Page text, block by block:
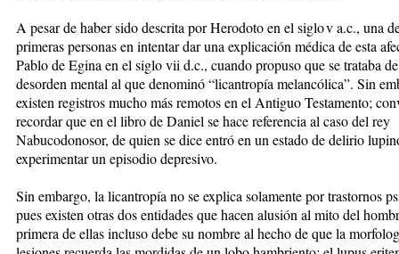
A pesar de haber sido descrita por Herodoto en el siglo v a.c., una
primeras personas en intentar dar una explicación médica de esta
Pablo de Egina en el siglo vii d.c., cuando propuso que se trataba
desorden mental al que denominó “licantropía melancólica”. Sin
existen registros mucho más remotos en el Antiguo Testamento;
recordar que en el libro de Daniel se hace referencia al caso del rey
Nabucodonosor, de quien se dice entró en un estado de delirio
experimentar un episodio depresivo.
Sin embargo, la licantropía no se explica solamente por trastornos
pues existen otras dos entidades que hacen alusión al mito del
primera de ellas incluso debe su nombre al hecho de que la